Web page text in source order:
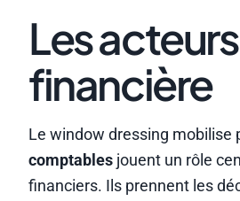
Les
financière
Le window dressing mobilise
comptables jouent un rôle
financiers. Ils prennent les